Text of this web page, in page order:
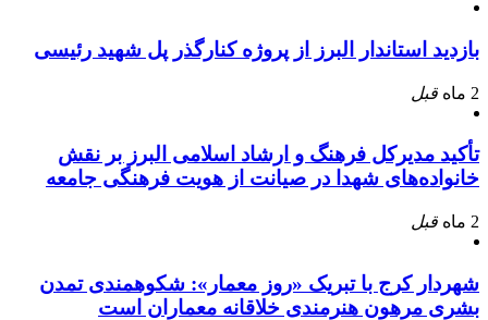
بازدید استاندار البرز از پروژه کنارگذر پل شهید رئیسی
2 ماه قبل
تأکید مدیرکل فرهنگ و ارشاد اسلامی البرز بر نقش
خانواده‌های شهدا در صیانت از هویت فرهنگی جامعه
2 ماه قبل
شهردار کرج با تبریک «روز معمار»: شکوهمندی تمدن
بشری مرهون هنرمندی خلاقانه معماران است